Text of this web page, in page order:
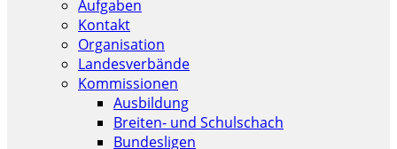
Aufgaben
Kontakt
Organisation
Landesverbände
Kommissionen
Ausbildung
Breiten- und Schulschach
Bundesligen